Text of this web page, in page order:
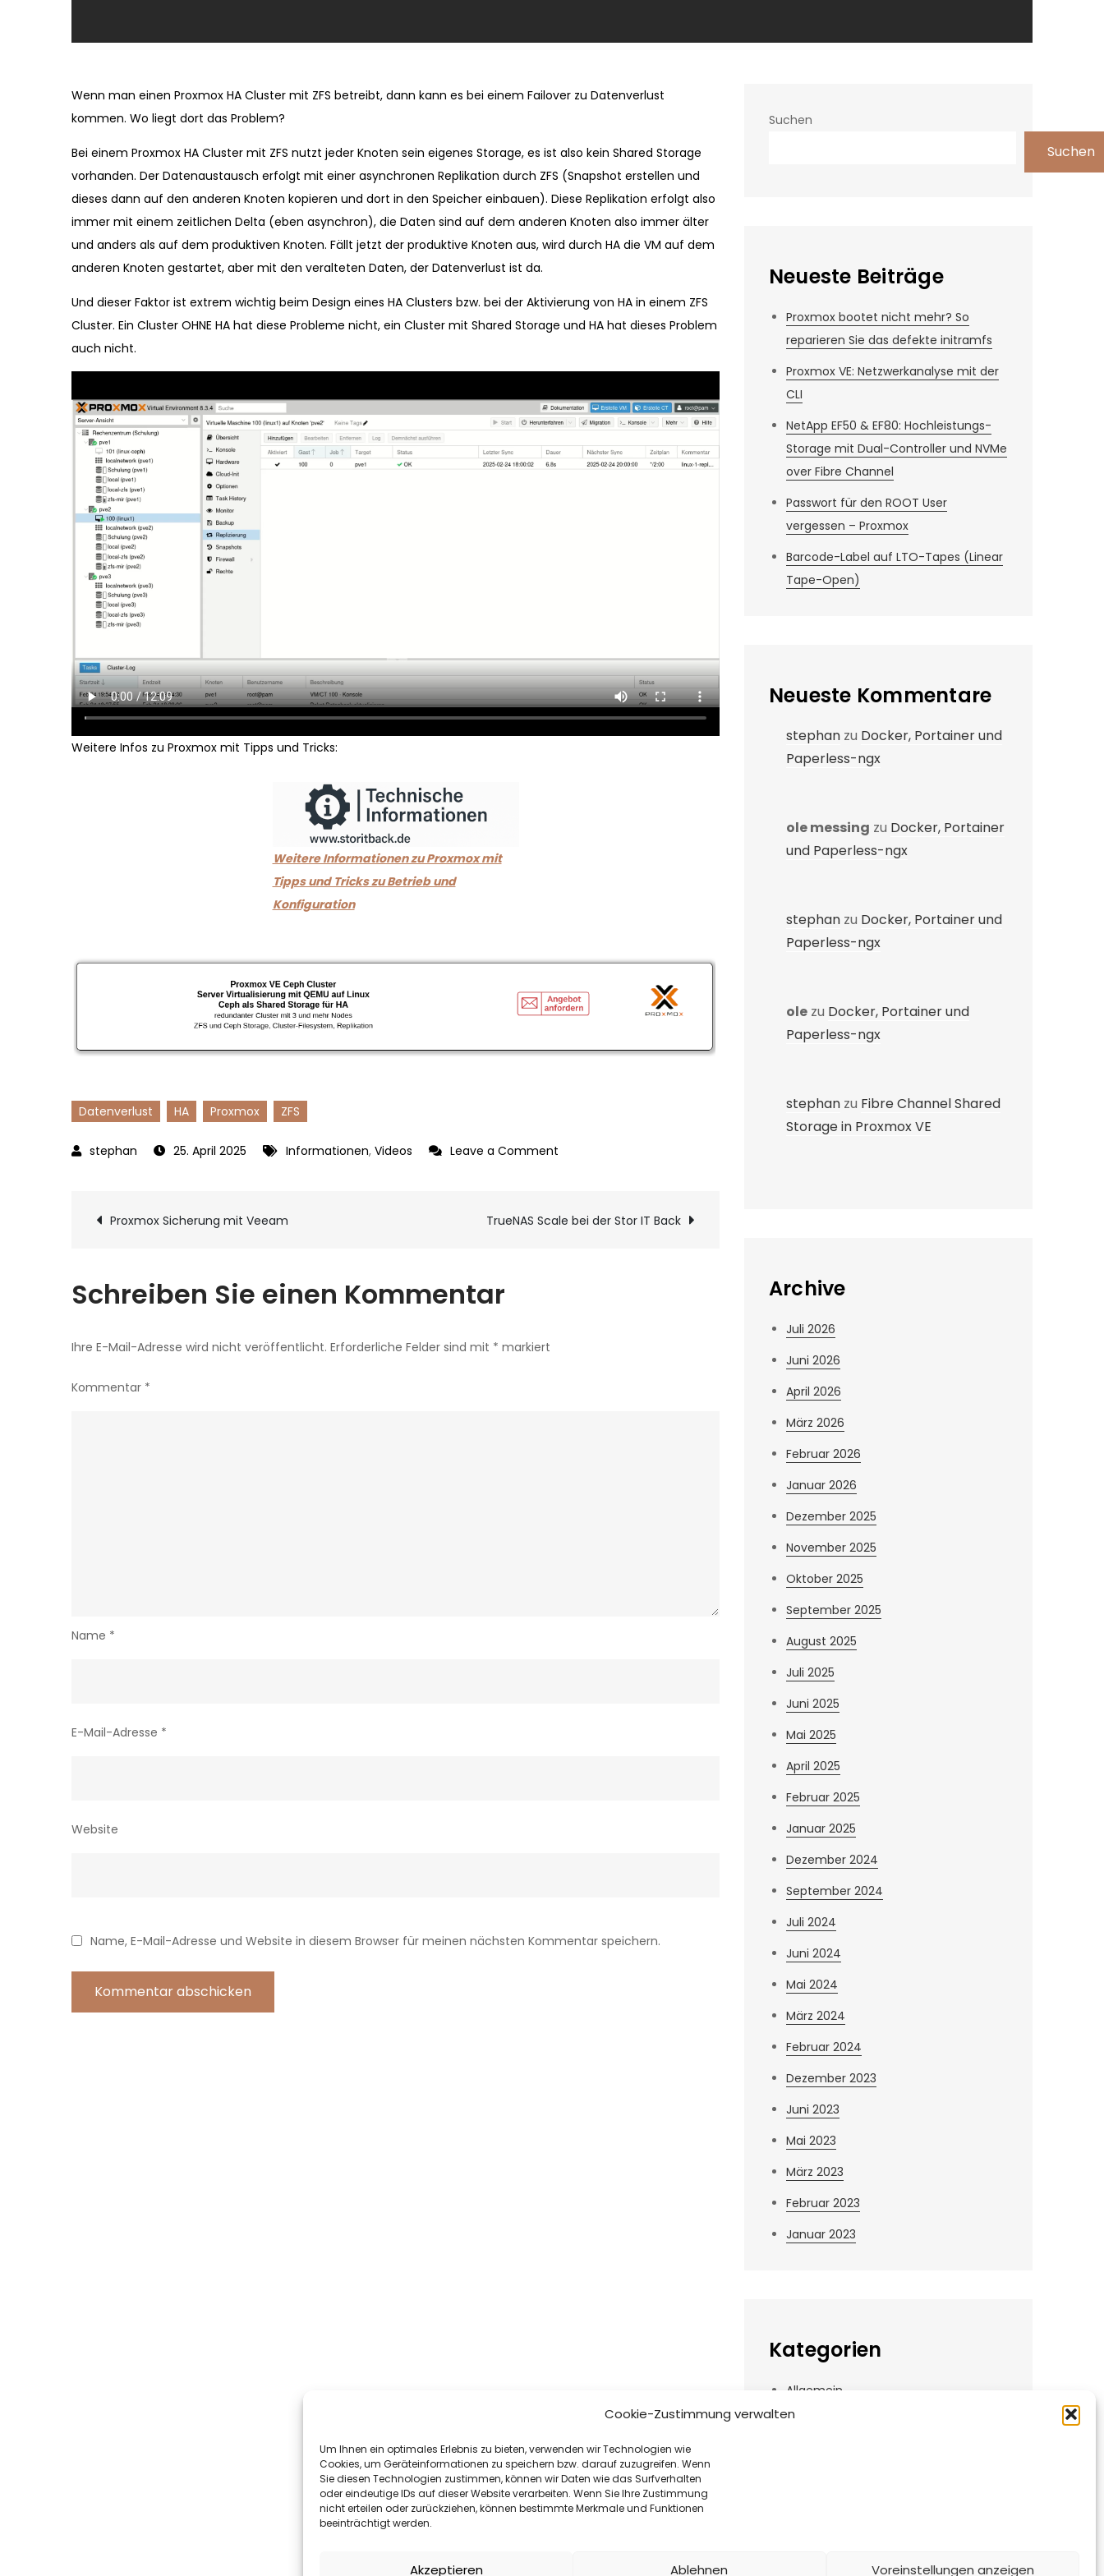
Cookie-Zustimmung verwalten
Um Ihnen ein optimales Erlebnis zu bieten, verwenden wir Technologien wie
Cookies, um Geräteinformationen zu speichern bzw. darauf zuzugreifen. Wenn
Sie diesen Technologien zustimmen, können wir Daten wie das Surfverhalten
oder eindeutige IDs auf dieser Website verarbeiten. Wenn Sie Ihre Zustimmung
nicht erteilen oder zurückziehen, können bestimmte Merkmale und Funktionen
beeinträchtigt werden.
Akzeptieren Ablehnen Voreinstellungen anzeigen
Wenn man einen Proxmox HA Cluster mit ZFS betreibt, dann kann es bei einem Failover zu Datenverlust
kommen. Wo liegt dort das Problem?
Bei einem Proxmox HA Cluster mit ZFS nutzt jeder Knoten sein eigenes Storage, es ist also kein Shared Storage
vorhanden. Der Datenaustausch erfolgt mit einer asynchronen Replikation durch ZFS (Snapshot erstellen und
dieses dann auf den anderen Knoten kopieren und dort in den Speicher einbauen). Diese Replikation erfolgt also
immer mit einem zeitlichen Delta (eben asynchron), die Daten sind auf dem anderen Knoten also immer älter
und anders als auf dem produktiven Knoten. Fällt jetzt der produktive Knoten aus, wird durch HA die VM auf dem
anderen Knoten gestartet, aber mit den veralteten Daten, der Datenverlust ist da.
Und dieser Faktor ist extrem wichtig beim Design eines HA Clusters bzw. bei der Aktivierung von HA in einem ZFS
Cluster. Ein Cluster OHNE HA hat diese Probleme nicht, ein Cluster mit Shared Storage und HA hat dieses Problem
auch nicht.
Weitere Infos zu Proxmox mit Tipps und Tricks:
Weitere Informationen zu Proxmox mit
Tipps und Tricks zu Betrieb und
Konfiguration
Datenverlust HA Proxmox ZFS
25. April 2025 Informationen, Videos Leave a Comment
und
Beitragsnavigation
Proxmox Sicherung mit Veeam TrueNAS Scale bei der Stor IT Back
Schreiben Sie einen Kommentar
Ihre E-Mail-Adresse wird nicht veröffentlicht. Erforderliche Felder sind mit * markiert
Kommentar *
Name *
E-Mail-Adresse *
Website
Name, E-Mail-Adresse und Website in diesem Browser für meinen nächsten Kommentar speichern.
Suchen
Suchen
Neueste Beiträge
Proxmox bootet nicht mehr? So
reparieren Sie das defekte initramfs
Proxmox VE: Netzwerkanalyse mit der
CLI
NetApp EF50 & EF80: Hochleistungs-
Storage mit Dual-Controller und NVMe
over Fibre Channel
Passwort für den ROOT User
vergessen – Proxmox
Barcode-Label auf LTO-Tapes (Linear
Tape-Open)
Neueste Kommentare
stephan zu Docker, Portainer und
Paperless-ngx
ole messing zu Docker, Portainer
und Paperless-ngx
stephan zu Docker, Portainer und
Paperless-ngx
ole zu Docker, Portainer und
Paperless-ngx
stephan zu Fibre Channel Shared
Storage in Proxmox VE
Archive
Juli 2026
Juni 2026
April 2026
März 2026
Februar 2026
Januar 2026
Dezember 2025
November 2025
Oktober 2025
September 2025
August 2025
Juli 2025
Juni 2025
Mai 2025
April 2025
Februar 2025
Januar 2025
Dezember 2024
September 2024
Juli 2024
Juni 2024
Mai 2024
März 2024
Februar 2024
Dezember 2023
Juni 2023
Mai 2023
März 2023
Februar 2023
Januar 2023
Kategorien
Allgemein
Angebote